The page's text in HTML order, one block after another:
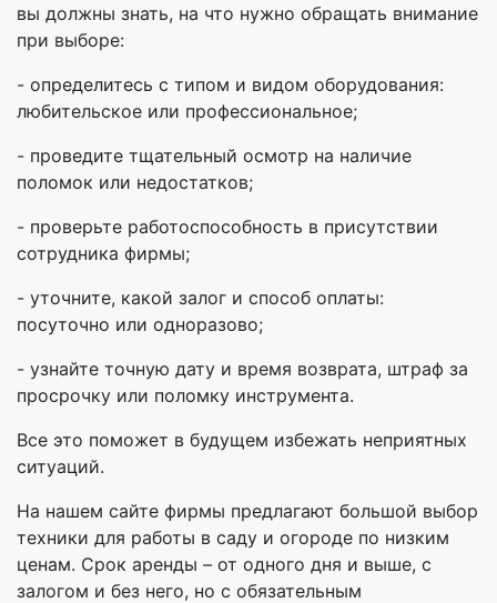
вы должны знать, на что нужно обращать внимание
при выборе:
- определитесь с типом и видом оборудования:
любительское или профессиональное;
- проведите тщательный осмотр на наличие
поломок или недостатков;
- проверьте работоспособность в присутствии
сотрудника фирмы;
- уточните, какой залог и способ оплаты:
посуточно или одноразово;
- узнайте точную дату и время возврата, штраф за
просрочку или поломку инструмента.
Все это поможет в будущем избежать неприятных
ситуаций.
На нашем сайте фирмы предлагают большой выбор
техники для работы в саду и огороде по низким
ценам. Срок аренды – от одного дня и выше, с
залогом и без него, но с обязательным